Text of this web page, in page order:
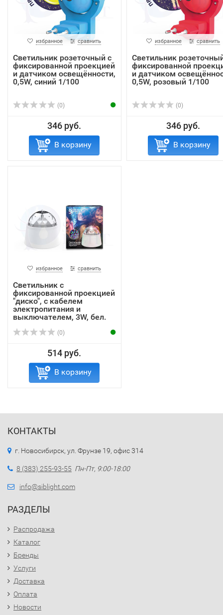
избранное сравнить
Светильник розеточный с
фиксированной проекцией
и датчиком освещённости,
0,5W, синий 1/100
(0)
346 руб.
В корзину
избранное сравнить
Светильник
фиксированной
и датчиком
0,5W, розовый 1/100
(0)
346 руб.
В корзину
избранное сравнить
Светильник с
фиксированной проекцией
"диско", с кабелем
электропитания и
выключателем, 3W, бел.
(0)
514 руб.
В корзину
КОНТАКТЫ
г. Новосибирск, ул. Фрунзе 19, офис 314
8 (383) 255-93-55 Пн-Пт, 9:00-18:00
info@siblight.com
РАЗДЕЛЫ
Распродажа
Каталог
Бренды
Услуги
Доставка
Оплата
Новости